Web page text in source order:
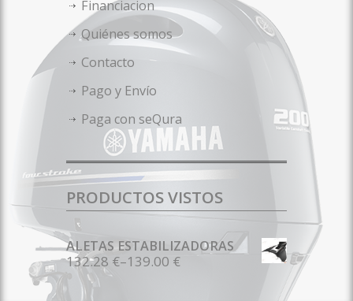
Financiacion
Quiénes somos
Contacto
Pago y Envío
Paga con seQura
PRODUCTOS VISTOS
ALETAS ESTABILIZADORAS
132.28 €–139.00 €